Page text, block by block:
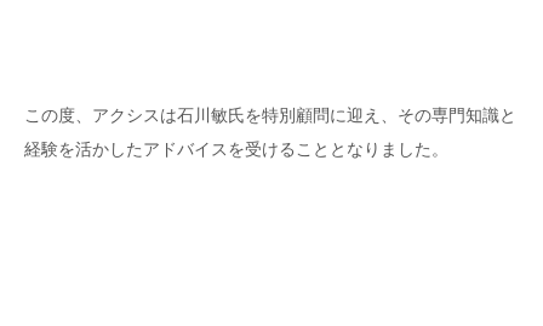
この度、アクシスは石川敏氏を特別顧問に迎え、その専門知識と
経験を活かしたアドバイスを受けることとなりました。